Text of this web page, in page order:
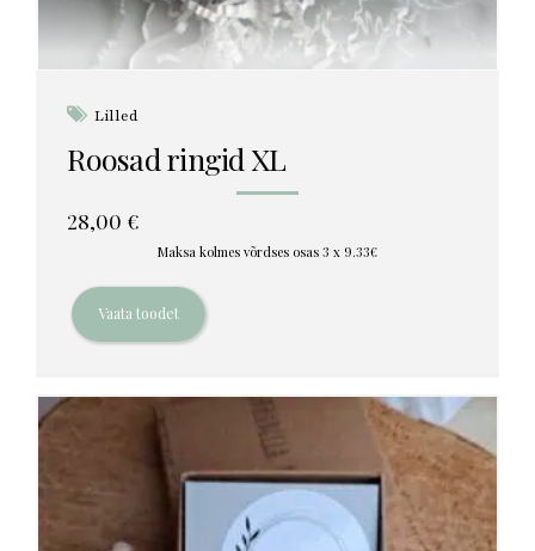
Lilled
Roosad ringid XL
28,00 €
Maksa kolmes võrdses osas 3 x 9.33€
Vaata toodet